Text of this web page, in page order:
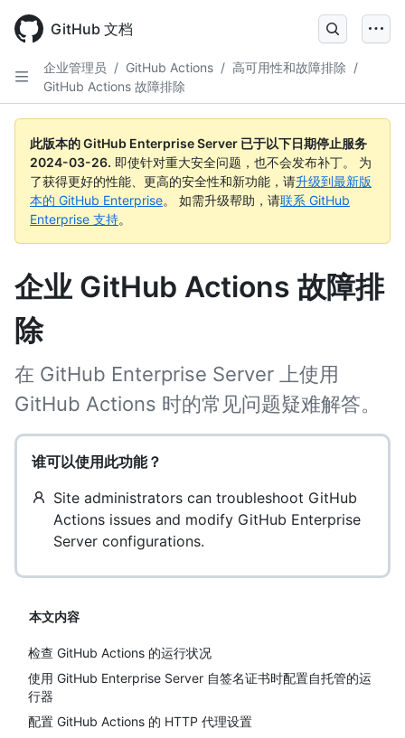
main
content
GitHub 文档
企业管理员 / GitHub Actions / 高可用性和故障排除 /
GitHub Actions 故障排除
此版本的 GitHub Enterprise Server 已于以下日期停止服务
2024-03-26. 即使针对重大安全问题，也不会发布补丁。 为
了获得更好的性能、更高的安全性和新功能，请升级到最新版
本的 GitHub Enterprise。 如需升级帮助，请联系 GitHub
Enterprise 支持。
企业 GitHub Actions 故障排
除
在 GitHub Enterprise Server 上使用
GitHub Actions 时的常见问题疑难解答。
谁可以使用此功能？
Site administrators can troubleshoot GitHub
Actions issues and modify GitHub Enterprise
Server configurations.
本文内容
检查 GitHub Actions 的运行状况
使用 GitHub Enterprise Server 自签名证书时配置自托管的运
行器
配置 GitHub Actions 的 HTTP 代理设置